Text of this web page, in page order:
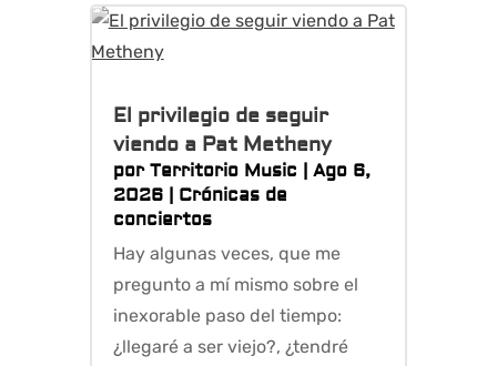
El privilegio de seguir
viendo a Pat Metheny
por Territorio Music
Ago 6,
2026| Crónicas de
conciertos
Hay algunas veces, que me
pregunto a mí mismo sobre el
inexorable paso del tiempo:
¿llegaré a ser viejo?, ¿tendré